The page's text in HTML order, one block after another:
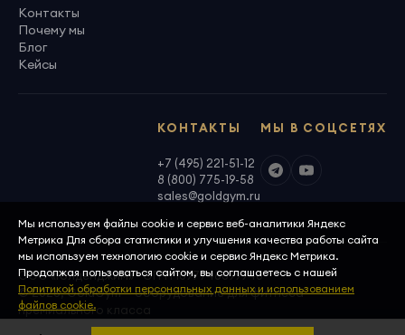
Контакты
Почему мы
Блог
Кейсы
МЫ В СОЦСЕТЯХ
КОНТАКТЫ
+7 (495) 221-51-12
8 (800) 775-19-58
sales@goldgym.ru
ООО «Голденджим» · ОГРН 1097746699940
© 2026, GoldGym — оборудование для фитнеса
премиального класса
Политика конфиденциальности
Мы используем файлы cookie и сервис веб-аналитики Яндекс
Метрика Для сбора статистики и улучшения качества работы сайта
мы используем технологию cookie и сервис Яндекс Метрика.
Продолжая пользоваться сайтом, вы соглашаетесь с нашей
Политикой обработки персональных данных и использованием
файлов cookie.